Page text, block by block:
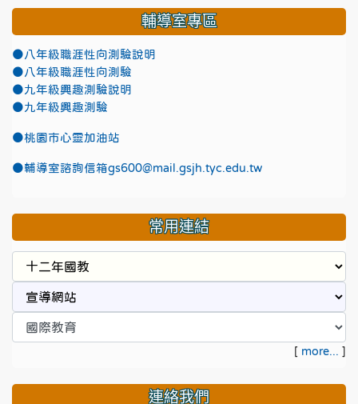
輔導室專區
●八年級職涯性向測驗說明
●八年級職涯性向測驗
●九年級興趣測驗說明
●九年級興趣測驗
●桃園市心靈加油站
●輔導室諮詢信箱gs600@mail.gsjh.tyc.edu.tw
常用連結
[ more... ]
連絡我們